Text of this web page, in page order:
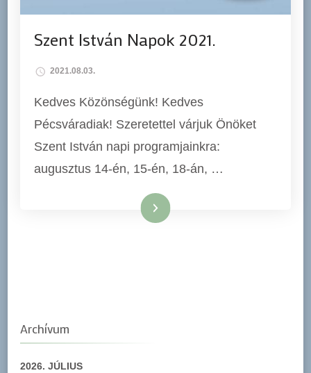
Szent István Napok 2021.
2021.08.03.
Kedves Közönségünk! Kedves
Pécsváradiak! Szeretettel várjuk Önöket
Szent István napi programjainkra:
augusztus 14-én, 15-én, 18-án, …
Tovább
Archívum
2026. JÚLIUS